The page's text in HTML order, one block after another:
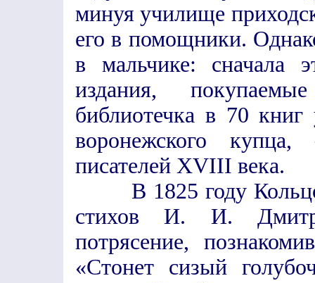
минуя училище
его в помощники.
в мальчике: сначала
издания,
библиотечка в 70
воронежского
писателей XVIII века.
В 1825 году Кольцов
стихов И. И.
потрясение,
«Стонет сизый